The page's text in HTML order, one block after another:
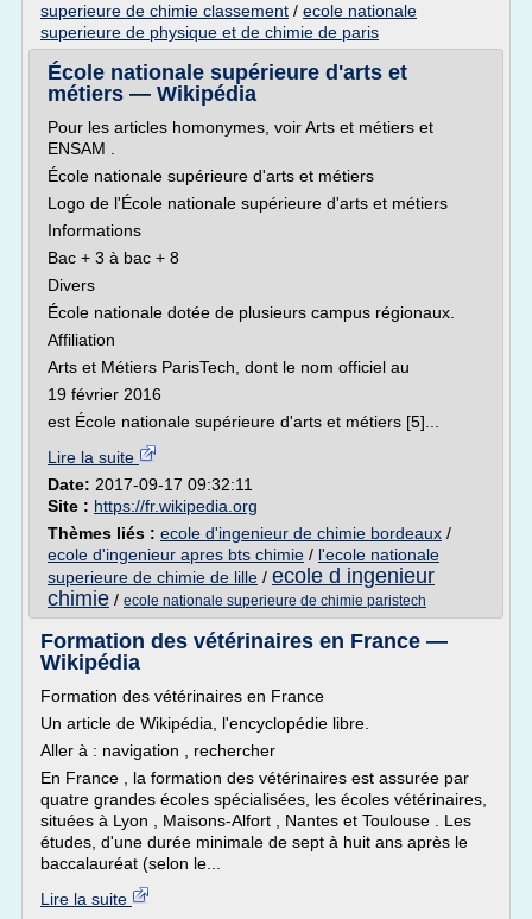
superieure de chimie classement / ecole nationale
superieure de physique et de chimie de paris
École nationale supérieure d'arts et
métiers — Wikipédia
Pour les articles homonymes, voir Arts et métiers et
ENSAM .
École nationale supérieure d'arts et métiers
Logo de l'École nationale supérieure d'arts et métiers
Informations
Bac + 3 à bac + 8
Divers
École nationale dotée de plusieurs campus régionaux.
Affiliation
Arts et Métiers ParisTech, dont le nom officiel au
19 février 2016
est École nationale supérieure d'arts et métiers [5]...
Lire la suite
Date: 2017-09-17 09:32:11
Site : https://fr.wikipedia.org
Thèmes liés : ecole d'ingenieur de chimie bordeaux /
ecole d'ingenieur apres bts chimie / l'ecole nationale
superieure de chimie de lille / ecole d ingenieur
chimie / ecole nationale superieure de chimie paristech
Formation des vétérinaires en France —
Wikipédia
Formation des vétérinaires en France
Un article de Wikipédia, l'encyclopédie libre.
Aller à : navigation , rechercher
En France , la formation des vétérinaires est assurée par
quatre grandes écoles spécialisées, les écoles vétérinaires,
situées à Lyon , Maisons-Alfort , Nantes et Toulouse . Les
études, d'une durée minimale de sept à huit ans après le
baccalauréat (selon le...
Lire la suite